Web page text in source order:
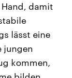
Beiträge,
und
die Vereinigten
Ländern
Einfluss auf
damit
lässt eine
jungen
kommen,